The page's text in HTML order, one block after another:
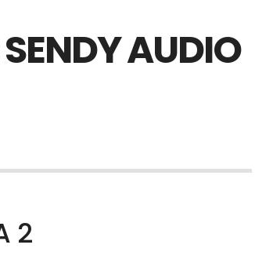
AUDIO
2